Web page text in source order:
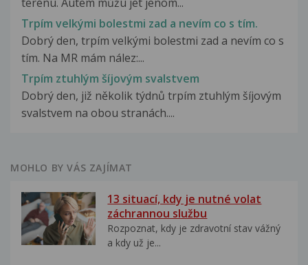
Trpím velkými bolestmi zad a nevím co s tím.
Dobrý den, trpím velkými bolestmi zad a nevím co s
tím. Na MR mám nález:...
Trpím ztuhlým šíjovým svalstvem
Dobrý den, již několik týdnů trpím ztuhlým šíjovým
svalstvem na obou stranách....
MOHLO BY VÁS ZAJÍMAT
13 situací, kdy je nutné volat
záchrannou službu
Rozpoznat, kdy je zdravotní stav vážný
a kdy už je...